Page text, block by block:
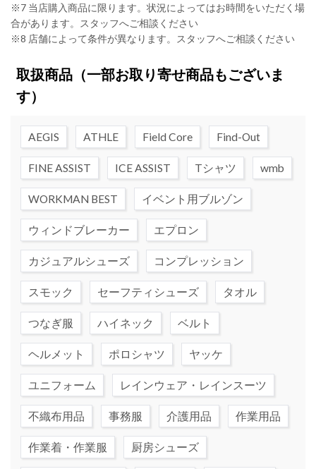
※7 当店購入商品に限ります。状況によってはお時間をいただく場
合があります。スタッフへご相談ください
※8 店舗によって条件が異なります。スタッフへご相談ください
取扱商品（一部お取り寄せ商品もございま
す）
AEGIS ATHLE Field Core Find-Out
FINE ASSIST ICE ASSIST Tシャツ wmb
WORKMAN BEST イベント用ブルゾン
ウィンドブレーカー エプロン
カジュアルシューズ コンプレッション
スモック セーフティシューズ タオル
つなぎ服 ハイネック ベルト
ヘルメット ポロシャツ ヤッケ
ユニフォーム レインウェア・レインスーツ
不織布用品 事務服 介護用品 作業用品
作業着・作業服 厨房シューズ